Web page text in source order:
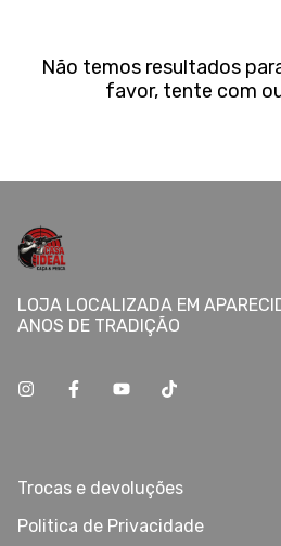
Não temos resultados
favor, tente com
LOJA LOCALIZADA EM
ANOS DE TRADIÇÃO
Trocas e devoluções
Politica de Privacidade